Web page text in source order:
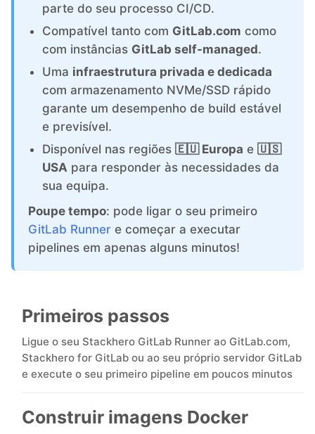
GitLab Runner
Grafana
Graylog
InfluxDB
Kafka
Keycloak
Kubernetes Node
parte do seu processo CI/CD.
Compatível tanto com GitLab.com como
com instâncias GitLab self-managed.
Uma infraestrutura privada e dedicada
com armazenamento NVMe/SSD rápido
garante um desempenho de build estável
e previsível.
Disponível nas regiões 🇪🇺 Europa e 🇺🇸
USA para responder às necessidades da
sua equipa.
Poupe tempo: pode ligar o seu primeiro
GitLab Runner e começar a executar
pipelines em apenas alguns minutos!
Primeiros passos
Ligue o seu Stackhero GitLab Runner ao GitLab.com,
Stackhero for GitLab ou ao seu próprio servidor GitLab
e execute o seu primeiro pipeline em poucos minutos
Construir imagens Docker